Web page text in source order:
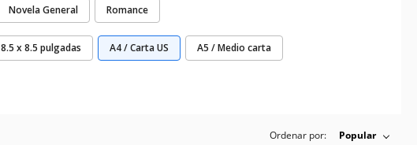
Novela General Romance
8.5 x 8.5 pulgadas A4 / Carta US A5 / Medio carta
Ordenar por: Popular